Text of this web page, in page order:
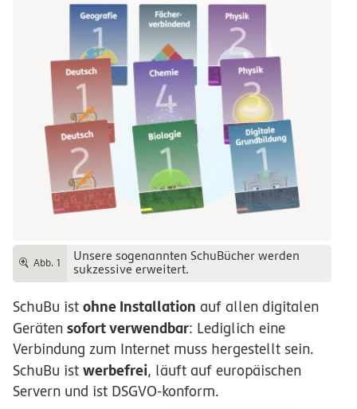
Abb. 1
Unsere sogenannten SchuBücher werden
sukzessive erweitert.
SchuBu ist ohne Installation auf allen digitalen
Geräten sofort verwendbar: Lediglich eine
Verbindung zum Internet muss hergestellt sein.
SchuBu ist werbefrei, läuft auf europäischen
Servern und ist DSGVO-konform.